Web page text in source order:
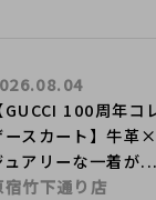
GUCCI 100周年コ
ースカート】牛革
ュアリーな一着が...
宿竹下通り店